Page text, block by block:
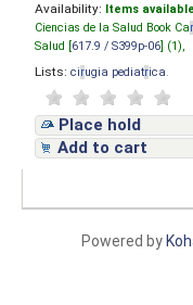
Availability: Items
Ciencias de la Salud Book Ca
Salud [ 617.9 / S399p-06 ] (1),
Lists: cirugia pediatrica
Place hold
Add to cart
Powered by